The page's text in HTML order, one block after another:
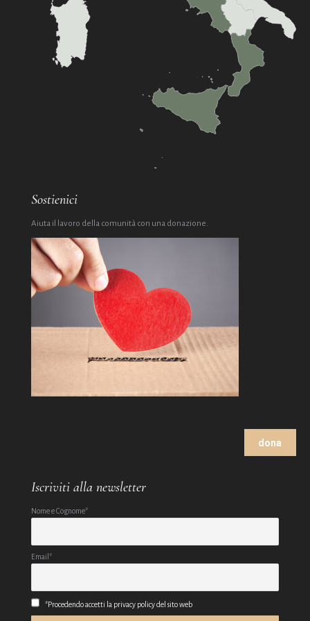
Sostienici
Aiuta il lavoro della comunità con una donazione.
dona
Iscriviti alla newsletter
Nome e Cognome*
Email*
*Procedendo accetti la privacy policy del sito web